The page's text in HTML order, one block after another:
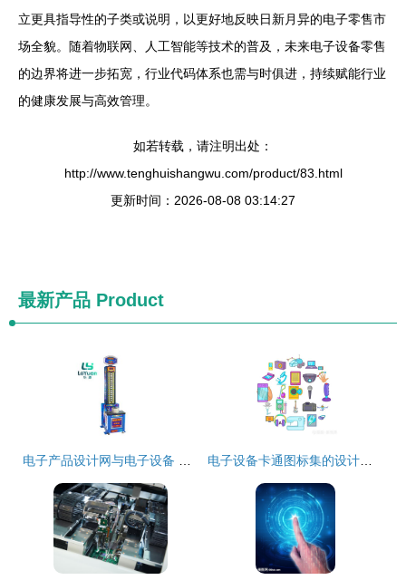
立更具指导性的子类或说明，以更好地反映日新月异的电子零售市
场全貌。随着物联网、人工智能等技术的普及，未来电子设备零售
的边界将进一步拓宽，行业代码体系也需与时俱进，持续赋能行业
的健康发展与高效管理。
如若转载，请注明出处：
http://www.tenghuishangwu.com/product/83.html
更新时间：2026-08-08 03:14:27
最新产品 Product